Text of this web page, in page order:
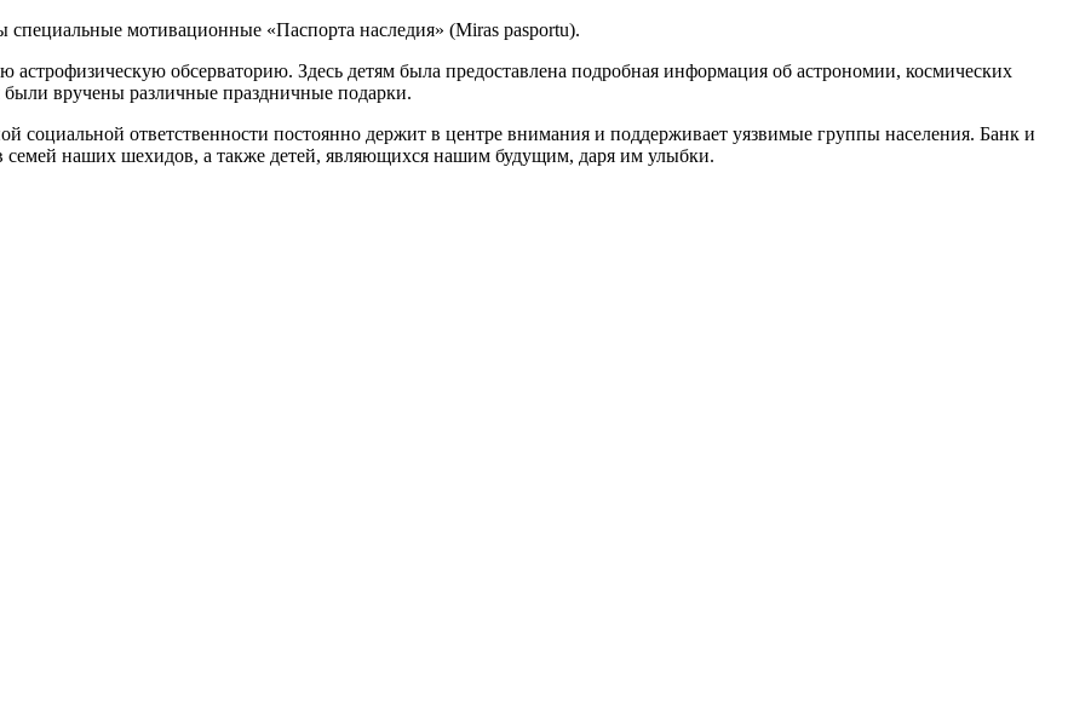
мотивационные «Паспорта наследия» (Miras pasportu).
обсерваторию. Здесь детям была предоставлена подробная информация об астрономии, космических
были вручены различные праздничные подарки.
социальной ответственности постоянно держит в центре внимания и поддерживает уязвимые группы населения. Банк и
семей наших шехидов, а также детей, являющихся нашим будущим, даря им улыбки.